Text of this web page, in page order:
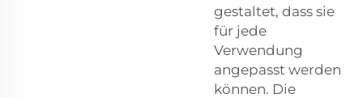
gestaltet, dass sie
für jede
Verwendung
angepasst werden
können. Die